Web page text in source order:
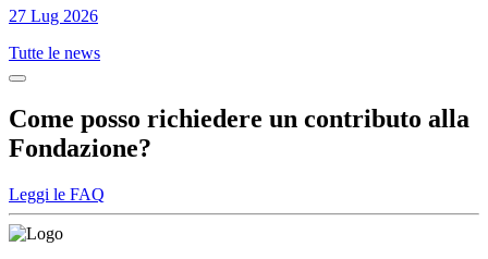
27 Lug 2026
Tutte le news
Come posso richiedere un contributo alla
Fondazione?
Leggi le FAQ